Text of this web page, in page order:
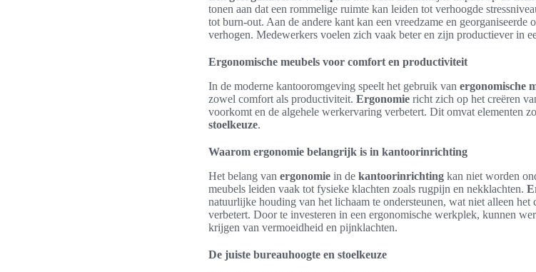
tonen aan dat een rommelige ruimte kan leiden tot verhoogde
tot burn-out. Aan de andere kant kan een vreedzame en
verhogen. Medewerkers voelen zich vaak beter en zijn productiever in
Ergonomische meubels voor comfort en productiviteit
In de moderne kantooromgeving speelt het gebruik van ergonomische
zowel comfort als productiviteit. Ergonomie richt zich op het creëren
voorkomt en de algehele werkervaring verbetert. Dit omvat elementen
stoelkeuze.
Waarom ergonomie belangrijk is in kantoorinrichting
Het belang van ergonomie in de kantoorinrichting kan niet worden
meubels leiden vaak tot fysieke klachten zoals rugpijn en nekklachten.
natuurlijke houding van het lichaam te ondersteunen, wat niet alleen
verbetert. Door te investeren in een ergonomische werkplek, kunnen
krijgen van vermoeidheid en pijnklachten.
De juiste bureauhoogte en stoelkeuze